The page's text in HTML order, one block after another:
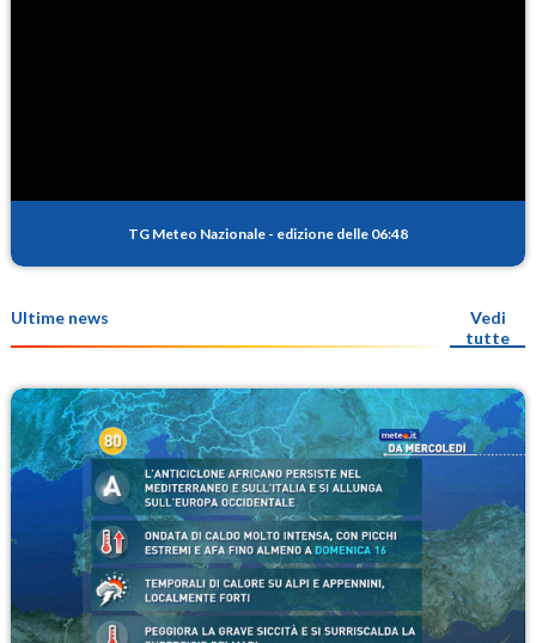
TG Meteo Nazionale - edizione delle 06:48
Ultime news
Vedi
tutte